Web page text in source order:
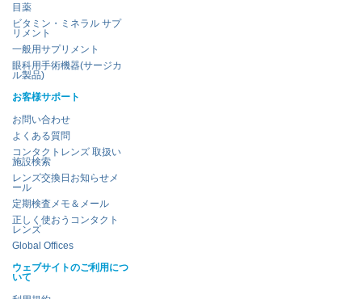
目薬
ビタミン・ミネラル サプ
リメント
一般用サプリメント
眼科用手術機器(サージカ
ル製品)
お客様サポート
お問い合わせ
よくある質問
コンタクトレンズ 取扱い
施設検索
レンズ交換日お知らせメ
ール
定期検査メモ＆メール
正しく使おうコンタクト
レンズ
Global Offices
ウェブサイトのご利用につ
いて